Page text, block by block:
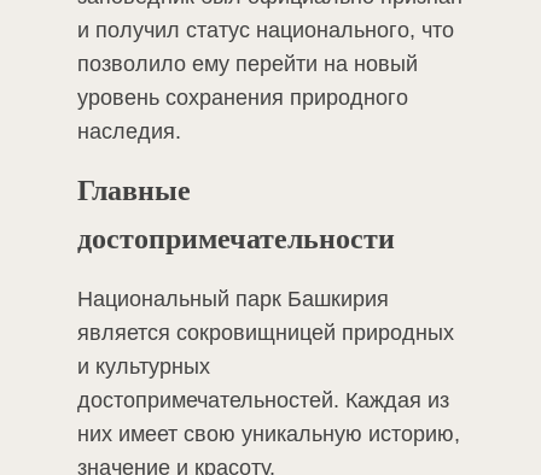
и получил статус национального, что
позволило ему перейти на новый
уровень сохранения природного
наследия.
Главные
достопримечательности
Национальный парк Башкирия
является сокровищницей природных
и культурных
достопримечательностей. Каждая из
них имеет свою уникальную историю,
значение и красоту.